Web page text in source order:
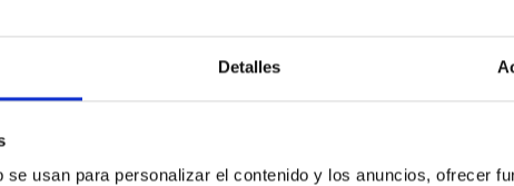
Detalles
usan para personalizar el contenido y los anuncios, ofrecer